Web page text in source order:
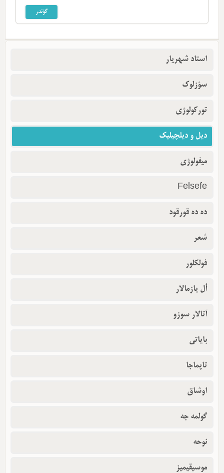
استاد شهریار
سؤزلوک
تورکولوژی
دیل و دیلچیلیک
میفولوژی
Felsefe
ده ده قورقود
شعر
فولکلور
أل یازمالار
آتالار سوزو
بایاتی
تاپماجا
اوشاق
گولمه جه
نوحه
موسیقیمیز